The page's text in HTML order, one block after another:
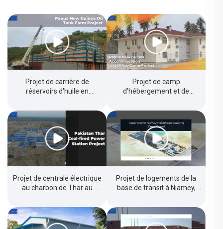
Projet de carrière de
réservoirs d'huile en
Projet de camp
d'hébergement et de
Nouvelle-Guinée
Projet de centrale électrique
au charbon de Thar au
Projet de logements de la
base de transit à Niamey,